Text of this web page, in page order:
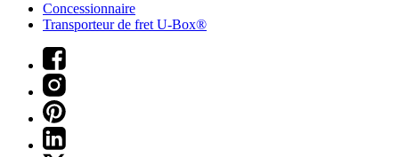
Concessionnaire
Transporteur de fret U-Box®